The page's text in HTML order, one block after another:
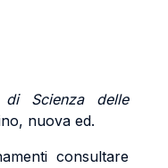
di Scienza delle
nuova ed.
consultare